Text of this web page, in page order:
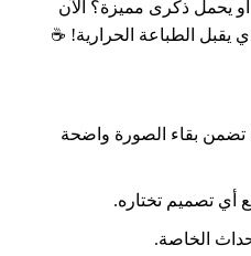
يحمل ذكرى مميزة؟ الآن
يقبل الطباعة الحرارية! ☕
تضمن بقاء الصورة واضحة
تصميم تختاره.
الخاصة.